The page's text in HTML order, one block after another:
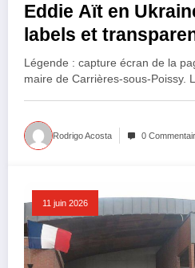
Eddie Aït en
labels et
publics
Légende : capture écran de la
maire de Carrières-sous-Poissy.
Rodrigo Acosta 0
11 juin 2026